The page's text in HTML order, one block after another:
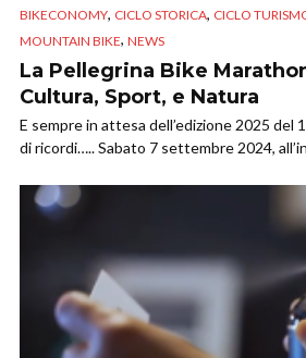
BIKECONOMY, CICLO STORICA, CICLO
MOUNTAIN BIKE, NEWS
La Pellegrina Bike
Cultura, Sport, e Natura
E sempre in attesa dell’edizione 2025 del
di ricordi….. Sabato 7 settembre 2024,